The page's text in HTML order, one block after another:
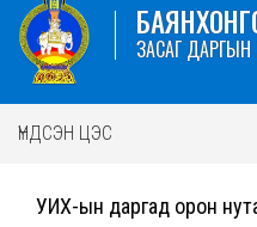
ЗАСАГ
ҮНДСЭН ЦЭС
УИХ-ын даргад орон